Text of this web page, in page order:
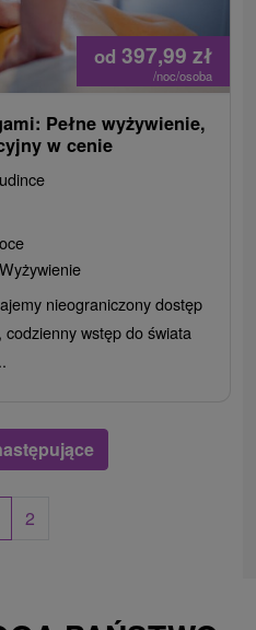
od 397,99 zł
/noc/osoba
Pełne wyżywienie,
w cenie
nieograniczony dostęp
wstęp do świata
2